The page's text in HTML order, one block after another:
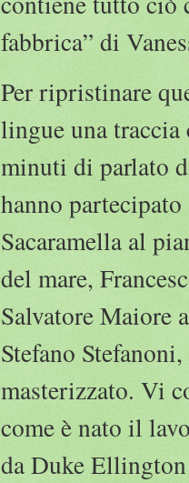
fabbrica” di
Per ripristinare
lingue una
minuti di parlato
hanno
Sacaramella al
del mare,
Salvatore Maiore
Stefano
masterizzato. Vi
come è nato il
da Duke